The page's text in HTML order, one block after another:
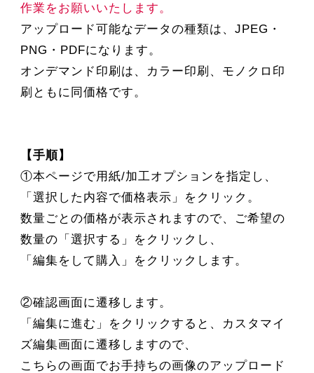
作業をお願いいたします。
アップロード可能なデータの種類は、JPEG・
PNG・PDFになります。
オンデマンド印刷は、カラー印刷、モノクロ印
刷ともに同価格です。
【手順】
①本ページで用紙/加工オプションを指定し、
「選択した内容で価格表示」をクリック。
数量ごとの価格が表示されますので、ご希望の
数量の「選択する」をクリックし、
「編集をして購入」をクリックします。
②確認画面に遷移します。
「編集に進む」をクリックすると、カスタマイ
ズ編集画面に遷移しますので、
こちらの画面でお手持ちの画像のアップロード